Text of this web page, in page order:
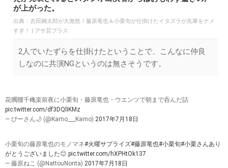
が上がった。
出典： 吉田鋼太郎が大激怒！藤原竜也＆小栗旬が仕掛けたイタズラが先輩をナメ
すぎ！ | アサ芸プラス
2人でいたずらを仕掛けたということで、こんなに仲良
しなのに共演NGというのは無さそうです。
花髑髏千穐楽前夜に小栗旬・藤原竜也・ウエンツで朝まで呑んだ話
pic.twitter.com/df3DQlIKMz
— ぴーさん🌙 (@Kamo___Kamo) 2017年7月18日
小栗旬の藤原竜也のモノマネ#火曜サプライズ#藤原竜也#小栗旬#小栗さんあり
がとうございました😊 pic.twitter.com/hXPHtOk137
— 藤原ねこ (@NattouNonta) 2017年7月18日